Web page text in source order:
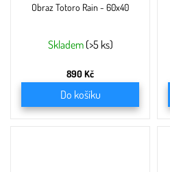
Obraz Totoro Rain - 60x40
Skladem (>5 ks)
890 Kč
Do košíku